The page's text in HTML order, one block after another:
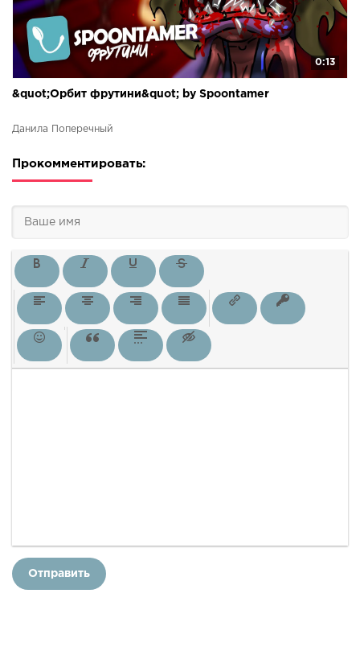
0:13
&quot;Орбит фрутини&quot; by Spoontamer
Данила Поперечный
Прокомментировать:
Отправить